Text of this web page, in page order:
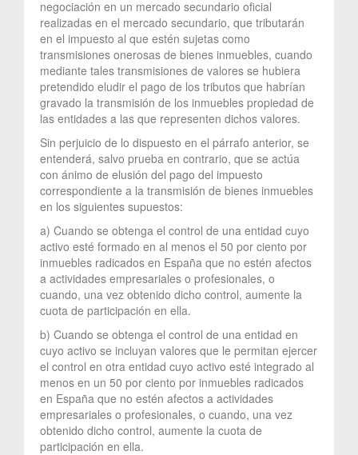
negociación en un mercado secundario oficial
realizadas en el mercado secundario, que tributarán
en el impuesto al que estén sujetas como
transmisiones onerosas de bienes inmuebles, cuando
mediante tales transmisiones de valores se hubiera
pretendido eludir el pago de los tributos que habrían
gravado la transmisión de los inmuebles propiedad de
las entidades a las que representen dichos valores.
Sin perjuicio de lo dispuesto en el párrafo anterior, se
entenderá, salvo prueba en contrario, que se actúa
con ánimo de elusión del pago del impuesto
correspondiente a la transmisión de bienes inmuebles
en los siguientes supuestos:
a) Cuando se obtenga el control de una entidad cuyo
activo esté formado en al menos el 50 por ciento por
inmuebles radicados en España que no estén afectos
a actividades empresariales o profesionales, o
cuando, una vez obtenido dicho control, aumente la
cuota de participación en ella.
b) Cuando se obtenga el control de una entidad en
cuyo activo se incluyan valores que le permitan ejercer
el control en otra entidad cuyo activo esté integrado al
menos en un 50 por ciento por inmuebles radicados
en España que no estén afectos a actividades
empresariales o profesionales, o cuando, una vez
obtenido dicho control, aumente la cuota de
participación en ella.